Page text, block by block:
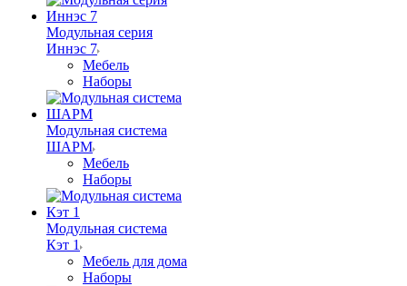
Модульная серия
Иннэс 7
Мебель
Наборы
Модульная система
ШАРМ
Мебель
Наборы
Модульная система
Кэт 1
Мебель для дома
Наборы